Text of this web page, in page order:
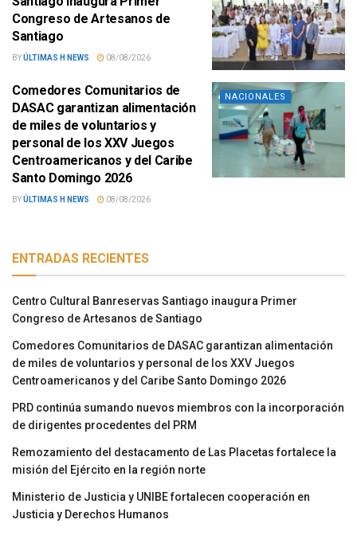
Congreso de Artesanos de
Santiago
BYÚLTIMAS H NEWS 08/08/2026
NACIONALES
Comedores Comunitarios de
DASAC garantizan alimentación
de miles de voluntarios y
personal de los XXV Juegos
Centroamericanos y del Caribe
Santo Domingo 2026
BYÚLTIMAS H NEWS 08/08/2026
ENTRADAS RECIENTES
Centro Cultural Banreservas Santiago inaugura Primer
Congreso de Artesanos de Santiago
Comedores Comunitarios de DASAC garantizan alimentación
de miles de voluntarios y personal de los XXV Juegos
Centroamericanos y del Caribe Santo Domingo 2026
PRD continúa sumando nuevos miembros con la incorporación
de dirigentes procedentes del PRM
Remozamiento del destacamento de Las Placetas fortalece la
misión del Ejército en la región norte
Ministerio de Justicia y UNIBE fortalecen cooperación en
Justicia y Derechos Humanos